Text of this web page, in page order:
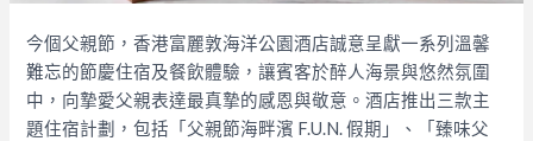
今個父親節，香港富麗敦海洋公園酒店誠意呈獻一系列溫馨
難忘的節慶住宿及餐飲體驗，讓賓客於醉人海景與悠然氛圍
中，向摯愛父親表達最真摯的感恩與敬意。酒店推出三款主
題住宿計劃，包括「父親節海畔濱 F.U.N. 假期」、「臻味父